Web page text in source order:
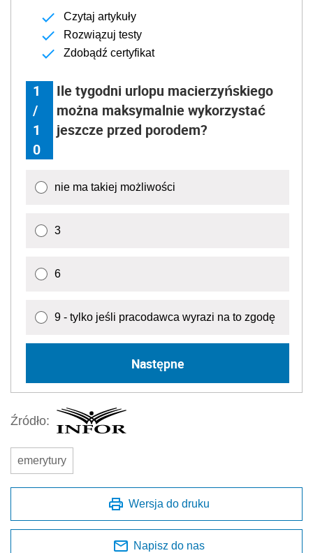
Czytaj artykuły
Rozwiązuj testy
Zdobądź certyfikat
1
/
1
0
Ile tygodni urlopu macierzyńskiego
można maksymalnie wykorzystać
jeszcze przed porodem?
nie ma takiej możliwości
3
6
9 - tylko jeśli pracodawca wyrazi na to zgodę
Następne
Źródło:
emerytury
Wersja do druku
Napisz do nas